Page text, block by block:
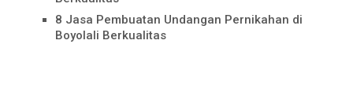
8 Jasa Pembuatan Undangan Pernikahan di
Boyolali Berkualitas